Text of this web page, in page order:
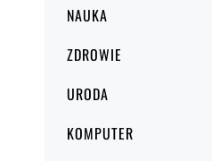
NAUKA
ZDROWIE
URODA
KOMPUTER